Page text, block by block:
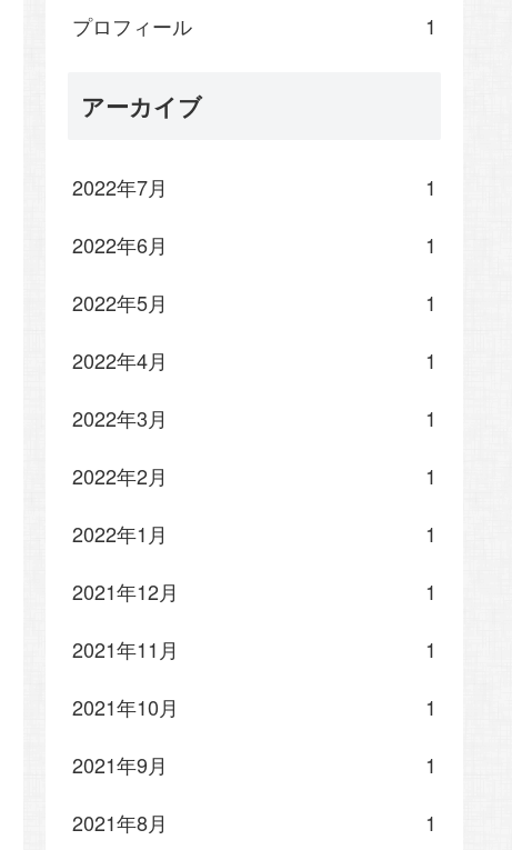
プロフィール
1
アーカイブ
2022年7月
1
2022年6月
1
2022年5月
1
2022年4月
1
2022年3月
1
2022年2月
1
2022年1月
1
2021年12月
1
2021年11月
1
2021年10月
1
2021年9月
1
2021年8月
1